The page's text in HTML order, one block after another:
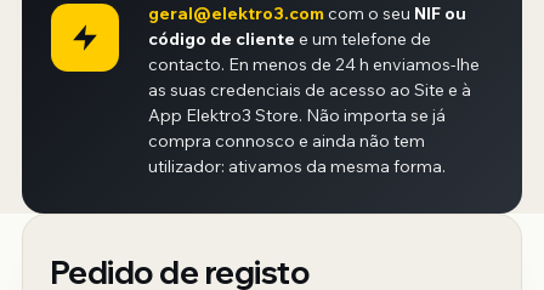
geral@elektro3.com com o seu NIF ou
código de cliente e um telefone de
contacto. En menos de 24 h enviamos-lhe
as suas credenciais de acesso ao Site e à
App Elektro3 Store. Não importa se já
compra connosco e ainda não tem
utilizador: ativamos da mesma forma.
Pedido de registo